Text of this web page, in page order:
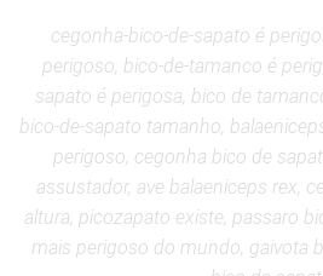
cegonha-bico-de-sapato é
perigoso, bico-de-tamanco é
sapato é perigosa, bico de
bico-de-sapato tamanho,
perigoso, cegonha bico de
assustador, ave balaeniceps rex,
altura, picozapato existe, passaro
mais perigoso do mundo, gaivota